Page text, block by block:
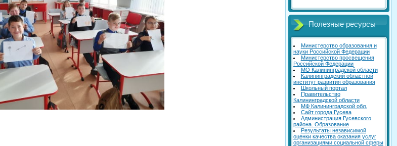
Полезные ресурсы
Министерство образования и
науки Российской Федерации
Министерство просвещения
Российской Федерации
МО Калининградской области
Калининградский областной
институт развития образования
Школьный портал
Правительство
Калининградской области
МФ Калининградской обл.
Сайт города Гусева
Администрация Гусевского
района. Образование
Результаты независимой
оценки качества оказания услуг
организациями социальной сферы